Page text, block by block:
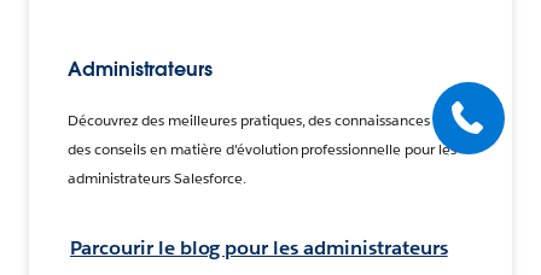
Administrateurs
Découvrez des meilleures pratiques, des connaissances et
des conseils en matière d'évolution professionnelle pour les
administrateurs Salesforce.
Parcourir le blog pour les administrateurs